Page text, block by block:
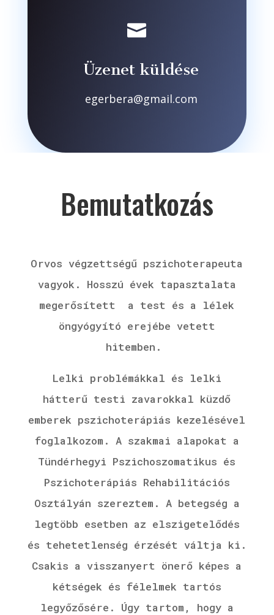

Üzenet küldése
egerbera@gmail.com
Bemutatkozás
Orvos végzettségű pszichoterapeuta
vagyok. Hosszú évek tapasztalata
megerősített a test és a lélek
öngyógyító erejébe vetett
hitemben.
Lelki problémákkal és lelki
hátterű testi zavarokkal küzdő
emberek pszichoterápiás kezelésével
foglalkozom. A szakmai alapokat a
Tündérhegyi Pszichoszomatikus és
Pszichoterápiás Rehabilitációs
Osztályán szereztem. A betegség a
legtöbb esetben az elszigetelődés
és tehetetlenség érzését váltja ki.
Csakis a visszanyert önerő képes a
kétségek és félelmek tartós
legyőzősére. Úgy tartom, hogy a